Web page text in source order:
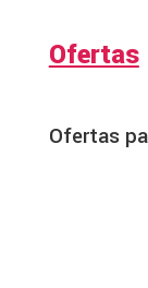
Ofertas
Ofertas